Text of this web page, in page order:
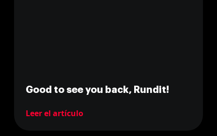
Good to see you back, Rundit!
Leer el artículo